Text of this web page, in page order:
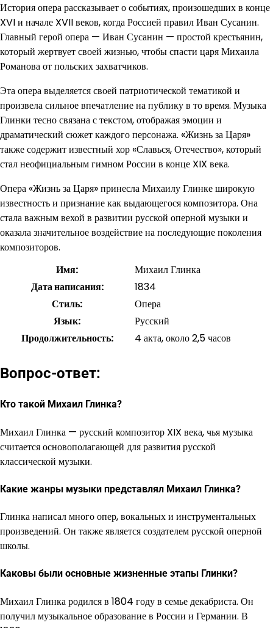
История опера рассказывает о событиях, произошедших в конце
XVI и начале XVII веков, когда Россией правил Иван Сусанин.
Главный герой опера — Иван Сусанин — простой крестьянин,
который жертвует своей жизнью, чтобы спасти царя Михаила
Романова от польских захватчиков.
Эта опера выделяется своей патриотической тематикой и
произвела сильное впечатление на публику в то время. Музыка
Глинки тесно связана с текстом, отображая эмоции и
драматический сюжет каждого персонажа. «Жизнь за Царя»
также содержит известный хор «Славься, Отечество», который
стал неофициальным гимном России в конце XIX века.
Опера «Жизнь за Царя» принесла Михаилу Глинке широкую
известность и признание как выдающегося композитора. Она
стала важным вехой в развитии русской оперной музыки и
оказала значительное воздействие на последующие поколения
композиторов.
Имя:
Михаил Глинка
Дата написания:
1834
Стиль:
Опера
Язык:
Русский
Продолжительность:
4 акта, около 2,5 часов
Вопрос-ответ:
Кто такой Михаил Глинка?
Михаил Глинка — русский композитор XIX века, чья музыка
считается основополагающей для развития русской
классической музыки.
Какие жанры музыки представлял Михаил Глинка?
Глинка написал много опер, вокальных и инструментальных
произведений. Он также является создателем русской оперной
школы.
Каковы были основные жизненные этапы Глинки?
Михаил Глинка родился в 1804 году в семье декабриста. Он
получил музыкальное образование в России и Германии. В